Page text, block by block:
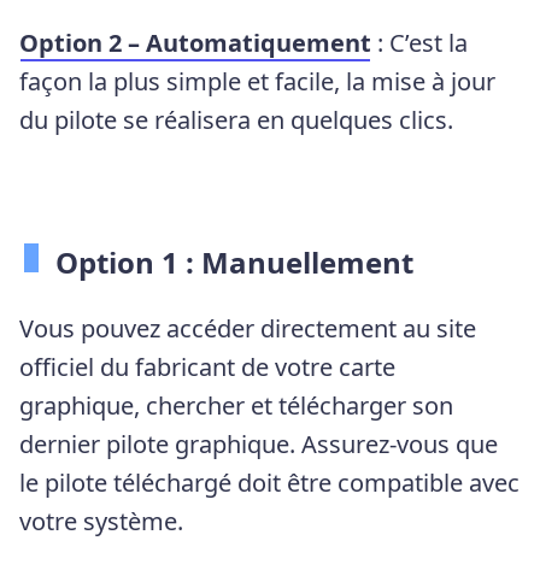
Option 2 – Automatiquement : C’est la
façon la plus simple et facile, la mise à jour
du pilote se réalisera en quelques clics.
Option 1 : Manuellement
Vous pouvez accéder directement au site
officiel du fabricant de votre carte
graphique, chercher et télécharger son
dernier pilote graphique. Assurez-vous que
le pilote téléchargé doit être compatible avec
votre système.